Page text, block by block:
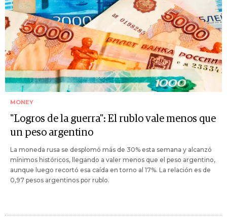
MONEY
"Logros de la guerra": El rublo vale menos que
un peso argentino
La moneda rusa se desplomó más de 30% esta semana y alcanzó
mínimos históricos, llegando a valer menos que el peso argentino,
aunque luego recortó esa caída en torno al 17%. La relación es de
0,97 pesos argentinos por rublo.